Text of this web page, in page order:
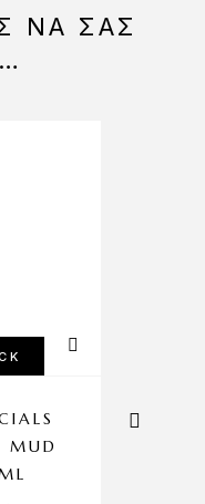
ΝΑ ΣΑΣ
MUD